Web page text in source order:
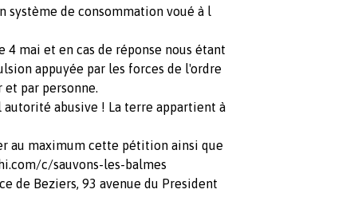
système de consommation voué à l
mai et en cas de réponse nous étant
appuyée par les forces de l'ordre
par personne.
autorité abusive ! La terre appartient à
au maximum cette pétition ainsi que
c/sauvons-les-balmes
de Beziers, 93 avenue du President